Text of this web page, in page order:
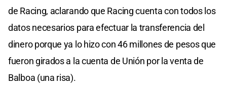
de Racing, aclarando que Racing cuenta con todos los
datos necesarios para efectuar la transferencia del
dinero porque ya lo hizo con 46 millones de pesos que
fueron girados a la cuenta de Unión por la venta de
Balboa (una risa).